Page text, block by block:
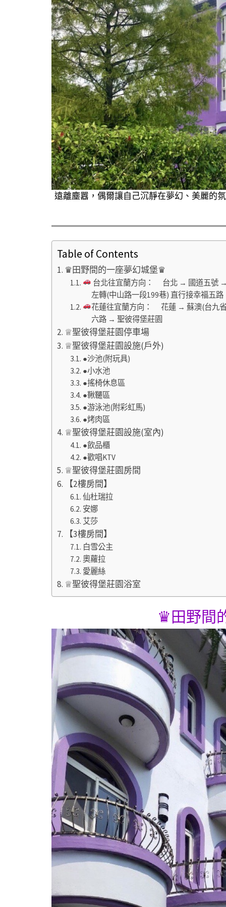
遠離塵囂，偶爾讓自己沉靜在夢幻、美麗的
Table of Contents
♛田野間的一座夢幻城堡♛
台北往宜蘭方向： 台北 → 國道五號
左轉(中山路一段199巷) 直行接幸福
花蓮往宜蘭方向： 花蓮 → 蘇澳(台九
六路 → 聖彼得堡莊園
♕聖彼得堡莊園停車場
♕聖彼得堡莊園設施(戶外)
●沙池(附玩具)
●小水池
●搖椅休息區
●鞦韆區
●游泳池(附彩虹馬)
●烤肉區
♕聖彼得堡莊園設施(室內)
●飲品櫃
●歡唱KTV
♕聖彼得堡莊園房間
【2樓房間】
仙杜瑞拉
安娜
艾莎
【3樓房間】
白雪公主
奧蘿拉
愛麗絲
♕聖彼得堡莊園浴室
♛田野間